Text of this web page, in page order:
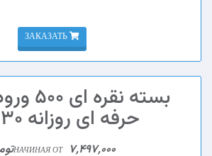
ЗАКАЗАТЬ
بسته
حرفه ای روزانه 30 روزه
НАЧИНАЯ ОТ 7,497,000تومان